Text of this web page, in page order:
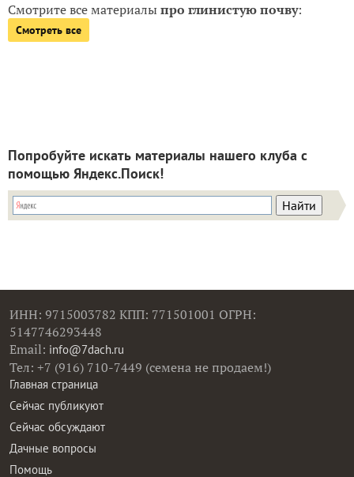
Смотрите все материалыпро глинистую почву:
Смотреть все
Попробуйте искать материалы нашего клуба с
помощью Яндекс.Поиск!
ИНН: 9715003782 КПП: 771501001 ОГРН:
5147746293448
Email: info@7dach.ru
Тел: +7 (916) 710-7449 (семена не продаем!)
Главная страница
Сейчас публикуют
Сейчас обсуждают
Дачные вопросы
Помощь